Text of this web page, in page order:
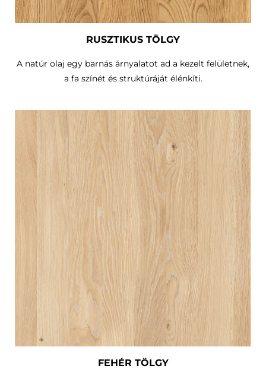
RUSZTIKUS TÖLGY
A natúr olaj egy barnás árnyalatot ad a kezelt felületnek,
a fa színét és struktúráját élénkíti.
FEHÉR TÖLGY